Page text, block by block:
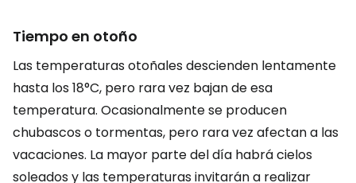
Tiempo en otoño
Las temperaturas otoñales descienden lentamente
hasta los 18°C, pero rara vez bajan de esa
temperatura. Ocasionalmente se producen
chubascos o tormentas, pero rara vez afectan a las
vacaciones. La mayor parte del día habrá cielos
soleados y las temperaturas invitarán a realizar